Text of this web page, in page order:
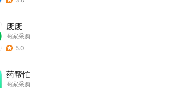
废废
商家采购
5.0
药帮忙
商家采购